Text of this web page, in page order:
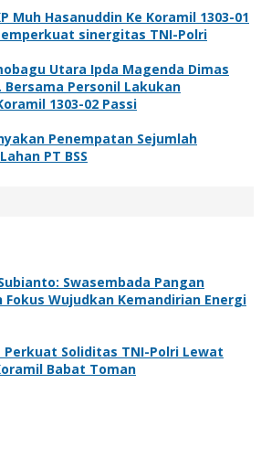
Muh Hasanuddin Ke Koramil 1303-01
sinergitas TNI-Polri
Utara Ipda Magenda Dimas
Bersama Personil Lakukan
1303-02 Passi
Penempatan Sejumlah
PT BSS
Swasembada Pangan
Wujudkan Kemandirian Energi
Perkuat Soliditas TNI-Polri Lewat
Babat Toman